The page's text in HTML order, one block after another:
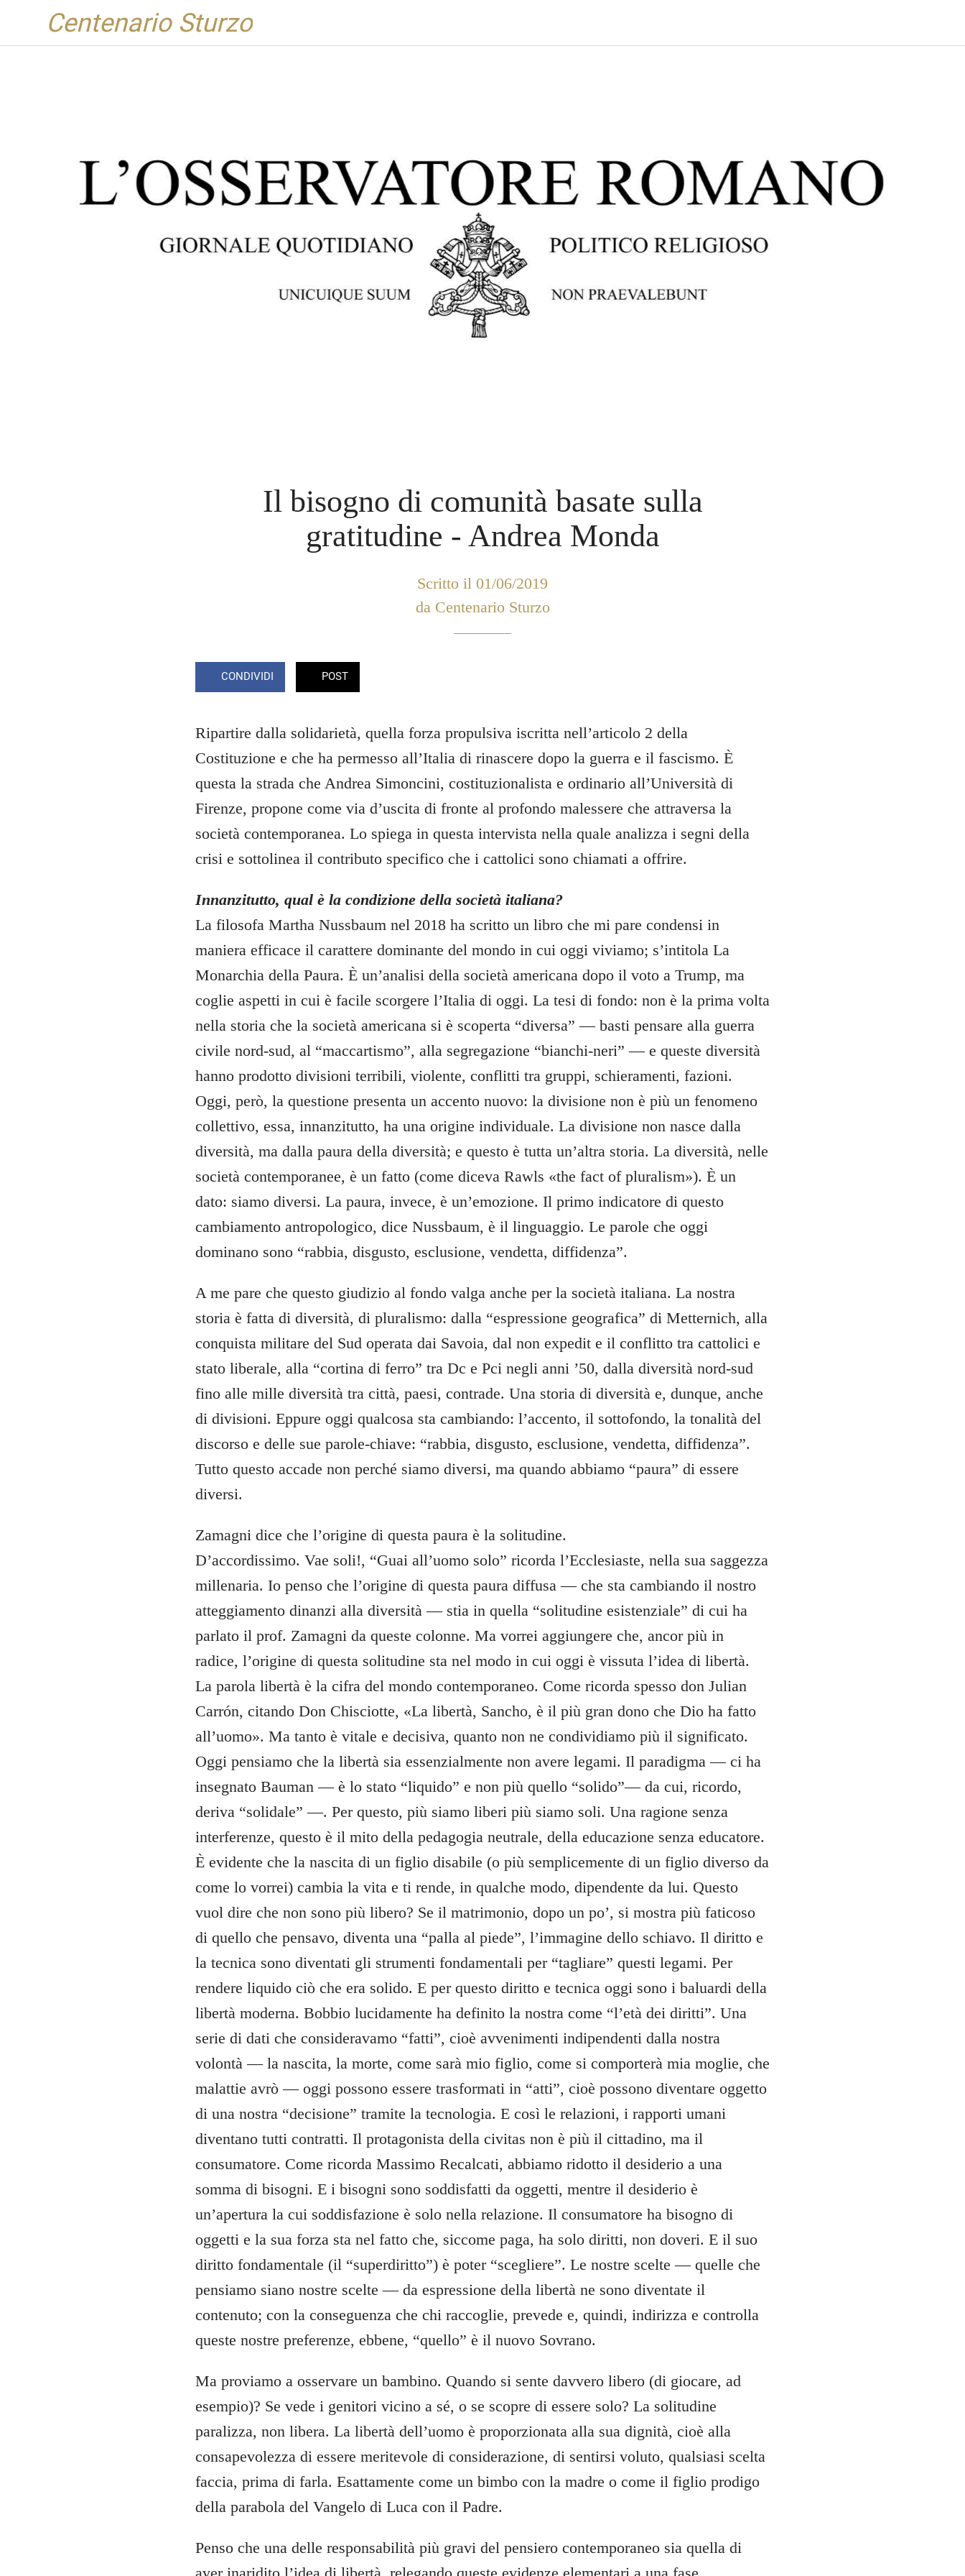
Centenario Sturzo
Il bisogno di comunità basate sulla
gratitudine - Andrea Monda
Scritto il 01/06/2019
da Centenario Sturzo
CONDIVIDI POST
Ripartire dalla solidarietà, quella forza propulsiva iscritta nell’articolo 2 della
Costituzione e che ha permesso all’Italia di rinascere dopo la guerra e il fascismo. È
questa la strada che Andrea Simoncini, costituzionalista e ordinario all’Università di
Firenze, propone come via d’uscita di fronte al profondo malessere che attraversa la
società contemporanea. Lo spiega in questa intervista nella quale analizza i segni della
crisi e sottolinea il contributo specifico che i cattolici sono chiamati a offrire.
Innanzitutto, qual è la condizione della società italiana?
La filosofa Martha Nussbaum nel 2018 ha scritto un libro che mi pare condensi in
maniera efficace il carattere dominante del mondo in cui oggi viviamo; s’intitola La
Monarchia della Paura. È un’analisi della società americana dopo il voto a Trump, ma
coglie aspetti in cui è facile scorgere l’Italia di oggi. La tesi di fondo: non è la prima volta
nella storia che la società americana si è scoperta “diversa” — basti pensare alla guerra
civile nord-sud, al “maccartismo”, alla segregazione “bianchi-neri” — e queste diversità
hanno prodotto divisioni terribili, violente, conflitti tra gruppi, schieramenti, fazioni.
Oggi, però, la questione presenta un accento nuovo: la divisione non è più un fenomeno
collettivo, essa, innanzitutto, ha una origine individuale. La divisione non nasce dalla
diversità, ma dalla paura della diversità; e questo è tutta un’altra storia. La diversità, nelle
società contemporanee, è un fatto (come diceva Rawls «the fact of pluralism»). È un
dato: siamo diversi. La paura, invece, è un’emozione. Il primo indicatore di questo
cambiamento antropologico, dice Nussbaum, è il linguaggio. Le parole che oggi
dominano sono “rabbia, disgusto, esclusione, vendetta, diffidenza”.
A me pare che questo giudizio al fondo valga anche per la società italiana. La nostra
storia è fatta di diversità, di pluralismo: dalla “espressione geografica” di Metternich, alla
conquista militare del Sud operata dai Savoia, dal non expedit e il conflitto tra cattolici e
stato liberale, alla “cortina di ferro” tra Dc e Pci negli anni ’50, dalla diversità nord-sud
fino alle mille diversità tra città, paesi, contrade. Una storia di diversità e, dunque, anche
di divisioni. Eppure oggi qualcosa sta cambiando: l’accento, il sottofondo, la tonalità del
discorso e delle sue parole-chiave: “rabbia, disgusto, esclusione, vendetta, diffidenza”.
Tutto questo accade non perché siamo diversi, ma quando abbiamo “paura” di essere
diversi.
Zamagni dice che l’origine di questa paura è la solitudine.
D’accordissimo. Vae soli!, “Guai all’uomo solo” ricorda l’Ecclesiaste, nella sua saggezza
millenaria. Io penso che l’origine di questa paura diffusa — che sta cambiando il nostro
atteggiamento dinanzi alla diversità — stia in quella “solitudine esistenziale” di cui ha
parlato il prof. Zamagni da queste colonne. Ma vorrei aggiungere che, ancor più in
radice, l’origine di questa solitudine sta nel modo in cui oggi è vissuta l’idea di libertà.
La parola libertà è la cifra del mondo contemporaneo. Come ricorda spesso don Julian
Carrón, citando Don Chisciotte, «La libertà, Sancho, è il più gran dono che Dio ha fatto
all’uomo». Ma tanto è vitale e decisiva, quanto non ne condividiamo più il significato.
Oggi pensiamo che la libertà sia essenzialmente non avere legami. Il paradigma — ci ha
insegnato Bauman — è lo stato “liquido” e non più quello “solido”— da cui, ricordo,
deriva “solidale” —. Per questo, più siamo liberi più siamo soli. Una ragione senza
interferenze, questo è il mito della pedagogia neutrale, della educazione senza educatore.
È evidente che la nascita di un figlio disabile (o più semplicemente di un figlio diverso da
come lo vorrei) cambia la vita e ti rende, in qualche modo, dipendente da lui. Questo
vuol dire che non sono più libero? Se il matrimonio, dopo un po’, si mostra più faticoso
di quello che pensavo, diventa una “palla al piede”, l’immagine dello schiavo. Il diritto e
la tecnica sono diventati gli strumenti fondamentali per “tagliare” questi legami. Per
rendere liquido ciò che era solido. E per questo diritto e tecnica oggi sono i baluardi della
libertà moderna. Bobbio lucidamente ha definito la nostra come “l’età dei diritti”. Una
serie di dati che consideravamo “fatti”, cioè avvenimenti indipendenti dalla nostra
volontà — la nascita, la morte, come sarà mio figlio, come si comporterà mia moglie, che
malattie avrò — oggi possono essere trasformati in “atti”, cioè possono diventare oggetto
di una nostra “decisione” tramite la tecnologia. E così le relazioni, i rapporti umani
diventano tutti contratti. Il protagonista della civitas non è più il cittadino, ma il
consumatore. Come ricorda Massimo Recalcati, abbiamo ridotto il desiderio a una
somma di bisogni. E i bisogni sono soddisfatti da oggetti, mentre il desiderio è
un’apertura la cui soddisfazione è solo nella relazione. Il consumatore ha bisogno di
oggetti e la sua forza sta nel fatto che, siccome paga, ha solo diritti, non doveri. E il suo
diritto fondamentale (il “superdiritto”) è poter “scegliere”. Le nostre scelte — quelle che
pensiamo siano nostre scelte — da espressione della libertà ne sono diventate il
contenuto; con la conseguenza che chi raccoglie, prevede e, quindi, indirizza e controlla
queste nostre preferenze, ebbene, “quello” è il nuovo Sovrano.
Ma proviamo a osservare un bambino. Quando si sente davvero libero (di giocare, ad
esempio)? Se vede i genitori vicino a sé, o se scopre di essere solo? La solitudine
paralizza, non libera. La libertà dell’uomo è proporzionata alla sua dignità, cioè alla
consapevolezza di essere meritevole di considerazione, di sentirsi voluto, qualsiasi scelta
faccia, prima di farla. Esattamente come un bimbo con la madre o come il figlio prodigo
della parabola del Vangelo di Luca con il Padre.
Penso che una delle responsabilità più gravi del pensiero contemporaneo sia quella di